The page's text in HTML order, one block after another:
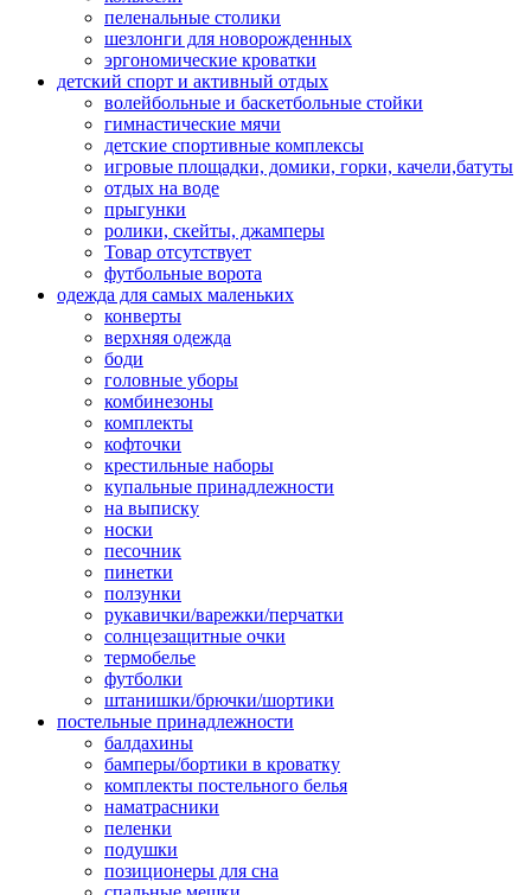
пеленальные столики
шезлонги для новорожденных
эргономические кроватки
детский спорт и активный отдых
волейбольные и баскетбольные стойки
гимнастические мячи
детские спортивные комплексы
игровые площадки, домики, горки, качели,батуты
отдых на воде
прыгунки
ролики, скейты, джамперы
Товар отсутствует
футбольные ворота
одежда для самых маленьких
конверты
верхняя одежда
боди
головные уборы
комбинезоны
комплекты
кофточки
крестильные наборы
купальные принадлежности
на выписку
носки
песочник
пинетки
ползунки
рукавички/варежки/перчатки
солнцезащитные очки
термобелье
футболки
штанишки/брючки/шортики
постельные принадлежности
балдахины
бамперы/бортики в кроватку
комплекты постельного белья
наматрасники
пеленки
подушки
позиционеры для сна